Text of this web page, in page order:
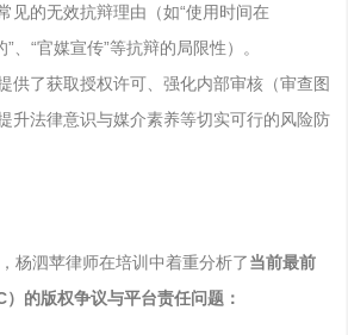
见的无效抗辩理由（如“使用时间在
”、“官媒宣传”等抗辩的局限性）。
供了获取授权许可、强化内部审核（审查图
升法律意识与媒介素养等切实可行的风险防
杨泗苹律师在培训中着重分析了当前最前
）的版权争议与平台责任问题：